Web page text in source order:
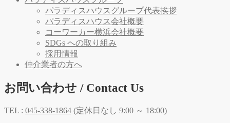
パラディスハウスグループ代表挨拶
パラディスハウス会社概要
コーワーカー横浜会社概要
SDGs への取り組み
採用情報
仲介業者の方へ
お問い合わせ / Contact Us
TEL : 045-338-1864 (定休日なし 9:00 ～ 18:00)